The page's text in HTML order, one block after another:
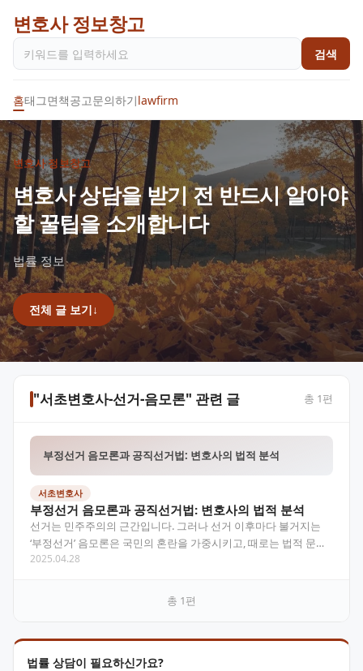
변호사 정보창고
검색
홈태그면책공고문의하기lawfirm
변호사 정보창고
변호사 상담을 받기 전 반드시 알아야
할 꿀팁을 소개합니다
법률 정보
전체 글 보기↓
"서초변호사-선거-음모론" 관련 글 총 1편
부정선거 음모론과 공직선거법: 변호사의 법적 분석
서초변호사
부정선거 음모론과 공직선거법: 변호사의 법적 분석
선거는 민주주의의 근간입니다. 그러나 선거 이후마다 불거지는
‘부정선거’ 음모론은 국민의 혼란을 가중시키고, 때로는 법적 문제
로 비화되기도 합니다. 이번 글에서는 부정선거 주장의…
2025.04.28
총 1편
법률 상담이 필요하신가요?